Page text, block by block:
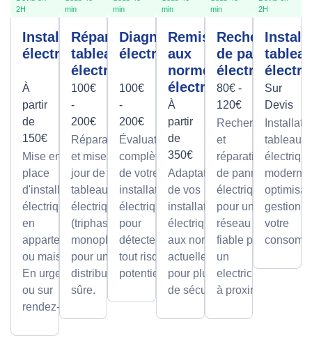
2H
Installation
électrique
À
partir
de
150€
Mise en
place
d'installations
électriques
en
appartement
ou maison.
En urgence
ou sur
rendez-vous
min
Réparation
tableau
électrique
100€
-
200€
Réparations
et mises à
jour de
tableaux
électriques
(triphasé ou
monophasé)
pour une
distribution
sûre.
min
Diagnostic
électrique
100€
-
200€
Évaluation
complète
de votre
installation
électrique
pour
détecter
tout risque
potentiel.
min
Remise
aux
normes
électrique
À
partir
de
350€
Adaptation
de vos
installations
électriques
aux normes
actuelles
pour plus
de sécurité.
min
Recherche
de panne
électrique
80€ -
120€
Recherche
et
réparation
de pannes
électriques
pour un
réseau
fiable par
un
electricien
à proximité
2H
Sur
Devis
tableaux
gestion
votre